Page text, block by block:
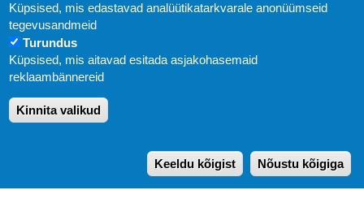
Uudised
KIRJASTUS PEGASUS OÜ © 2020
Paldiski mnt. 29 (A korpus VI korrus), Tallinn
E-post:pegasus[at]pegasus.ee
Küpsised, mis edastavad analüütikatarkvarale anonüümseid
tegevusandmeid
Turundus
Küpsised, mis aitavad esitada asjakohasemaid
reklaambännereid
Kinnita valikud
Keeldu kõigist Nõustu kõigiga